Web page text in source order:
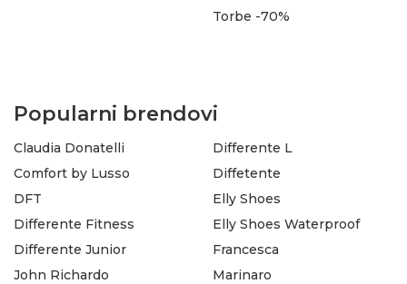
Torbe -70%
Popularni brendovi
Claudia Donatelli
Comfort by Lusso
DFT
Differente Fitness
Differente Junior
Differente L
Diffetente
Elly Shoes
Elly Shoes Waterproof
Francesca
John Richardo
Marinaro